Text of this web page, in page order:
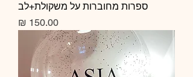
ספרות מחוברות על משקולת+לב
מחיר